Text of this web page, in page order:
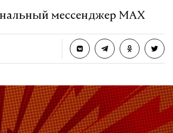
мессенджер MAX